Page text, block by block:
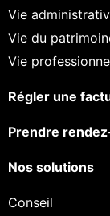
Vie
Vie du
Vie
Régler une
Prendre
Nos solutions
Conseil